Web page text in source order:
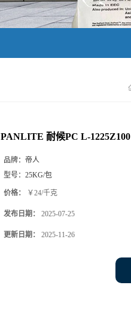
PANLITE 耐候PC L-1225Z100
品牌： 帝人
型号： 25KG/包
价格： ￥24/千克
发布日期： 2025-07-25
更新日期： 2025-11-26